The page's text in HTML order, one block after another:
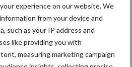
experience on our website. We
from your device and
such as your IP address and
like providing you with
measuring marketing campaign
componenten en